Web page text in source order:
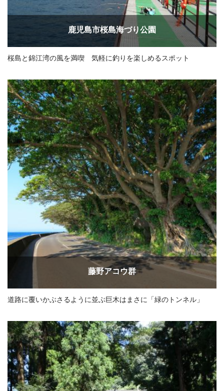
鹿児島市桜島海づり公園
桜島と錦江湾の風を満喫 気軽に釣りを楽しめるスポット
藤野アコウ群
道路に覆いかぶさるように並ぶ巨木はまさに「緑のトンネル」